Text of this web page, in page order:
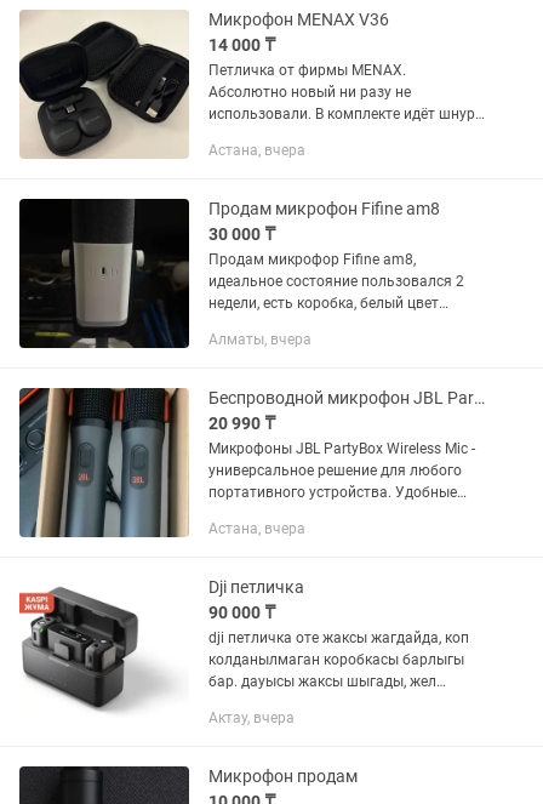
Микрофон MENAX V36
14 000 ₸
Петличка от фирмы MENAX.
Абсолютно новый ни разу не
использовали. В комплекте идёт шнур,
дешевле чем на каспи
Астана, вчера
Продам микрофон Fifine am8
30 000 ₸
Продам микрофор Fifine am8,
идеальное состояние пользовался 2
недели, есть коробка, белый цвет
настраивал все также, USB в
Алматы, вчера
Беспроводной микрофон JBL PartyBox Wireless Mic (2 шт)
20 990 ₸
Микрофоны JBL PartyBox Wireless Mic -
универсальное решение для любого
портативного устройства. Удобные
шт имеют встроенные аккумуляторы и
Астана, вчера
Dji петличка
90 000 ₸
dji петличка оте жаксы жагдайда, коп
колданылмаган коробкасы барлыгы
бар. дауысы жаксы шыгады, жел
желдин дауысы шыкпайды. алыстанда
Актау, вчера
Микрофон продам